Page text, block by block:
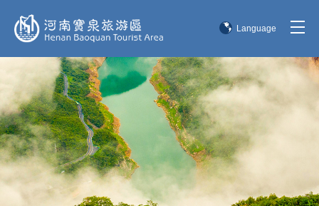
Language
English
한국어
日本語